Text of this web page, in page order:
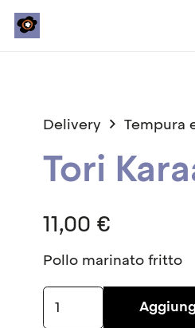
Delivery Tempura
Tori
11,00 €
Pollo marinato fritto